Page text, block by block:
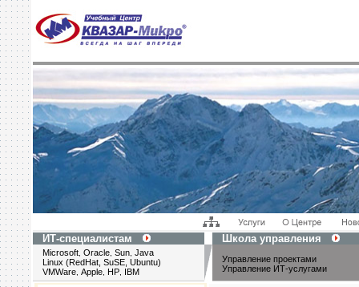
ИТ-специалистам Школа управления
Microsoft Oracle Sun Java
Linux (RedHat, SuSE, Ubuntu)
VMWare Apple HP IBM
Управление проектами
Управление ИТ-услугами